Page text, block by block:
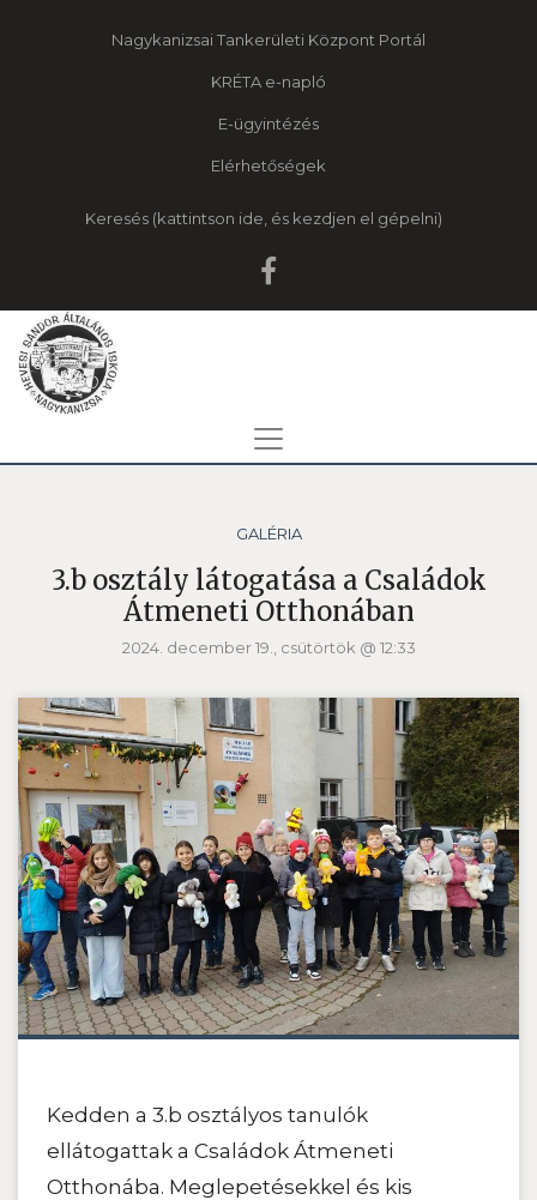
Nagykanizsai Tankerületi Központ Portál
KRÉTA e-napló
E-ügyintézés
Elérhetőségek
Keresés
GALÉRIA
3.b osztály látogatása a Családok
Átmeneti Otthonában
2024. december 19., csütörtök @ 12:33
Kedden a 3.b osztályos tanulók
ellátogattak a Családok Átmeneti
Otthonába. Meglepetésekkel és kis